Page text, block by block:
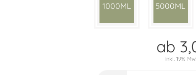
1000ML 5000ML
ab
inkl. 19%